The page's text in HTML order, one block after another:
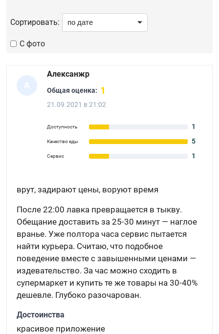
С фото
Сортировать:
А
Алексанжр
Общая оценка: 1
21.09.2021 в 21:02
Доступность 1
Качество еды 5
Сервис 1
врут, задирают цены, воруют время
После 22:00 лавка превращается в тыкву.
Обещание доставить за 25-30 минут — наглое
вранье. Уже полтора часа сервис пытается
найти курьера. Считаю, что подобное
поведение вместе с завышенными ценами —
издевательство. За час можно сходить в
супермаркет и купить те же товары на 30-40%
дешевле. Глубоко разочарован.
Достоинства
красивое приложение